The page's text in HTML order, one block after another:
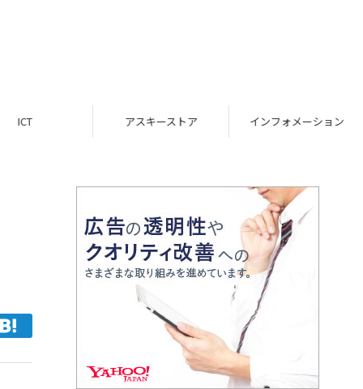
ICT アスキーストア インフォメーション